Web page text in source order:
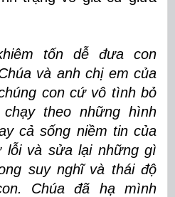
tốn dễ đưa con
và anh chị em của
con cứ vô tình bỏ
theo những hình
cả sống niềm tin của
lỗi và sửa lại những gì
suy nghĩ và thái độ
Chúa đã hạ mình